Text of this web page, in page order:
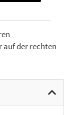
der rechten